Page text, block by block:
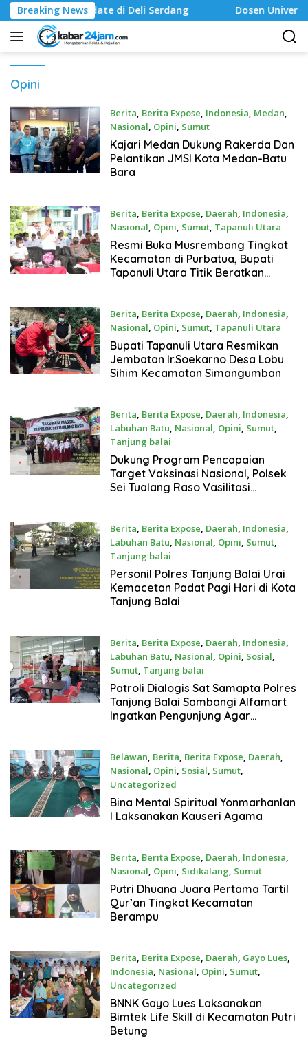
Langsung
ke
konten
Breaking News
di Deli Serdang Dosen Universitas Darma
Opini
Berita, Berita Expose, Indonesia, Medan,
Nasional, Opini, Sumut
Maret 10, 2022
Kajari Medan Dukung Rakerda Dan
Pelantikan JMSI Kota Medan-Batu
Bara
Berita, Berita Expose, Daerah, Indonesia,
Nasional, Opini, Sumut, Tapanuli Utara
Maret 10, 2022
Resmi Buka Musrembang Tingkat
Kecamatan di Purbatua, Bupati
Tapanuli Utara Titik Beratkan
Berita, Berita Expose, Daerah, Indonesia,
Nasional, Opini, Sumut, Tapanuli Utara
Maret 10, 2022
Bupati Tapanuli Utara Resmikan
Jembatan Ir.Soekarno Desa Lobu
Sihim Kecamatan Simangumban
Berita, Berita Expose, Daerah, Indonesia,
Labuhan Batu, Nasional, Opini, Sumut,
Tanjung balai
Maret 10, 2022
Dukung Program Pencapaian
Target Vaksinasi Nasional, Polsek
Sei Tualang Raso Vasilitasi
Berita, Berita Expose, Daerah, Indonesia,
Labuhan Batu, Nasional, Opini, Sumut,
Tanjung balai
Maret 10, 2022
Personil Polres Tanjung Balai Urai
Kemacetan Padat Pagi Hari di Kota
Tanjung Balai
Berita, Berita Expose, Daerah, Indonesia,
Labuhan Batu, Nasional, Opini, Sosial,
Sumut, Tanjung balai
Maret 10, 2022
Patroli Dialogis Sat Samapta Polres
Tanjung Balai Sambangi Alfamart
Ingatkan Pengunjung Agar
Belawan, Berita, Berita Expose, Daerah,
Nasional, Opini, Sosial, Sumut,
Uncategorized
Maret 10, 2022
Bina Mental Spiritual Yonmarhanlan
I Laksanakan Kauseri Agama
Berita, Berita Expose, Daerah, Indonesia,
Nasional, Opini, Sidikalang, Sumut
Maret 10, 2022
Putri Dhuana Juara Pertama Tartil
Qur’an Tingkat Kecamatan
Berampu
Berita, Berita Expose, Daerah, Gayo Lues,
Indonesia, Nasional, Opini, Sumut,
Uncategorized
Maret 9, 2022
BNNK Gayo Lues Laksanakan
Bimtek Life Skill di Kecamatan Putri
Betung